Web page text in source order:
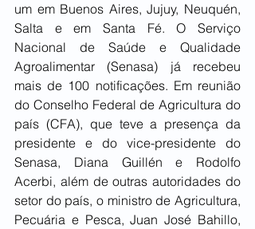
um em Buenos Aires, Jujuy, Neuquén,
Salta e em Santa Fé. O Serviço
Nacional de Saúde e Qualidade
Agroalimentar (Senasa) já recebeu
mais de 100 notificações. Em reunião
do Conselho Federal de Agricultura do
país (CFA), que teve a presença da
presidente e do vice-presidente do
Senasa, Diana Guillén e Rodolfo
Acerbi, além de outras autoridades do
setor do país, o ministro de Agricultura,
Pecuária e Pesca, Juan José Bahillo,